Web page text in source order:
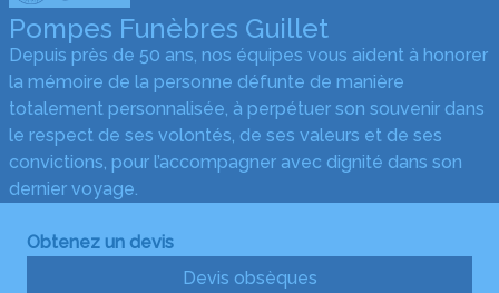
Pompes Funèbres Guillet
Depuis près de 50 ans, nos équipes vous aident à honorer
la mémoire de la personne défunte de manière
totalement personnalisée, à perpétuer son souvenir dans
le respect de ses volontés, de ses valeurs et de ses
convictions, pour l’accompagner avec dignité dans son
dernier voyage.
Obtenez un devis
Devis obsèques